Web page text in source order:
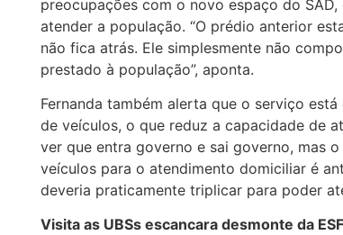
preocupações com o novo espaço do
atender a população. “O prédio anterior
não fica atrás. Ele simplesmente não
prestado à população”, aponta.
Fernanda também alerta que o serviço
de veículos, o que reduz a capacidade de
ver que entra governo e sai governo, mas
veículos para o atendimento domiciliar é
deveria praticamente triplicar para poder
Visita as UBSs escancara desmonte da ESF